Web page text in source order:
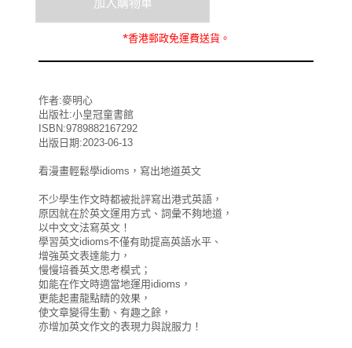
*香港郵政免運費送貨。
作者:麥明心
出版社:小皇冠童書館
ISBN:9789882167292
出版日期:2023-06-13
看漫畫輕鬆學idioms，寫出地道英文
不少學生作文時都被批評寫出港式英語，
原因就在於英文運用方式、詞彙不夠地道，
以中文文法寫英文！
學習英文idioms不僅有助提高英語水平、
增強英文表達能力，
慢慢培養英文思考模式；
如能在作文時適當地運用idioms，
更能起畫龍點睛的效果，
使文章變得生動、有趣之餘，
亦增加英文作文的表現力與說服力！